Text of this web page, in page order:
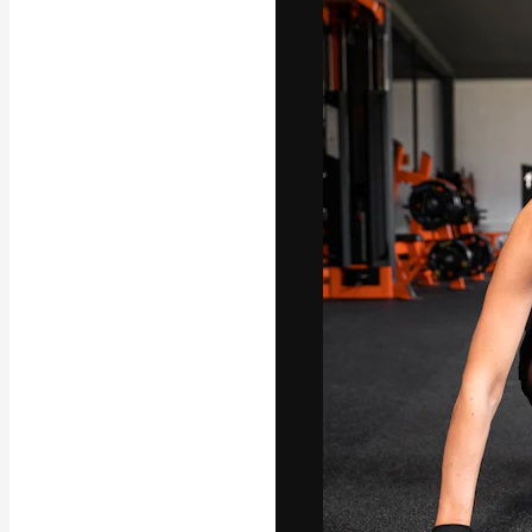
migliori lavori.
creativi,
Copyright ©